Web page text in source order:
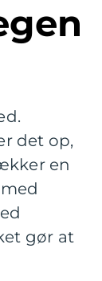
det op,
en
gør at